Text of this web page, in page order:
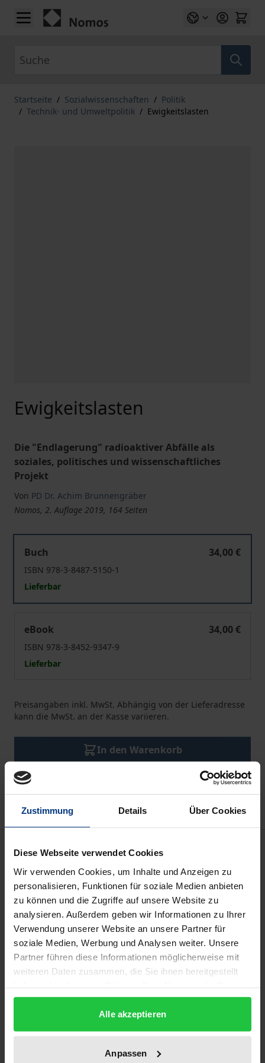
Zustimmung Details Über Cookies
Diese Webseite verwendet Cookies
Wir verwenden Cookies, um Inhalte und Anzeigen zu
personalisieren, Funktionen für soziale Medien anbieten
zu können und die Zugriffe auf unsere Website zu
analysieren. Außerdem geben wir Informationen zu Ihrer
Verwendung unserer Website an unsere Partner für
soziale Medien, Werbung und Analysen weiter. Unsere
Partner führen diese Informationen möglicherweise mit
weiteren Daten zusammen, die Sie ihnen bereitgestellt
gesammelt haben.
Alle akzeptieren
Anpassen
Zum Inhalt springen
Startseite / Sozialwissenschaften / Politik
/ Technik- und Umweltpolitik / Ewigkeitslasten
Ewigkeitslasten
Die "Endlagerung" radioaktiver Abfälle als
soziales, politisches und wissenschaftliches
Projekt
Von PD Dr. Achim Brunnengräber
Nomos, 2. Auflage 2019, 164 Seiten
Buch
34,00 €
ISBN 978-3-8487-5150-1
Lieferbar
eBook
34,00 €
ISBN 978-3-8452-9347-9
Lieferbar
Preisangaben inkl. MwSt. Abhängig von der Lieferadresse
kann die MwSt. an der Kasse variieren.
In den Warenkorb
Zur Wunschliste hinzufügen
Hinweise zu Versandkosten
Das Problem wird die Menschheit eine unvorstellbar
lange Zeit beschäftigen. Was nur wenige
Generationen an hochradioaktiven Abfällen
produziert haben, müssen tausende Generationen
nach uns von der Umwelt möglichst sicher
abschotten. Weltweit ist noch kein einziges
„Endlager“ in Betrieb. Das große Aufräumen wird
anhaltend ignoriert, vertagt oder verhindert. Warum
war die Standortsuche bisher vergeblich? Können
ertüchtigte Zwischenlager die Situation
entschärfen? Achim Brunnengräber gibt in dieser